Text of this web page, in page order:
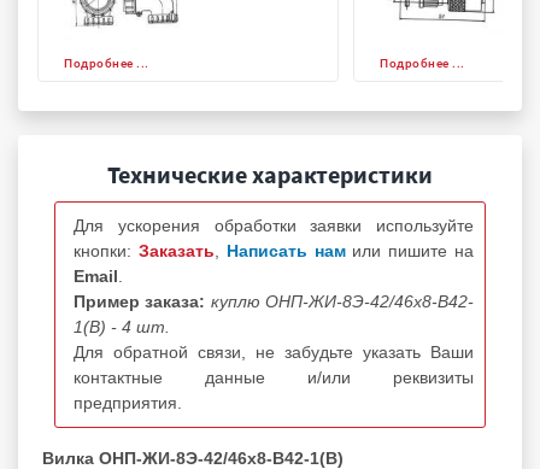
Подробнее ... Подробнее ...
Технические характеристики
Для ускорения обработки заявки используйте
кнопки: Заказать Написать нам или пишите на
Email
Пример заказа: куплю ОНП-ЖИ-8Э-42/46х8-В42-
1(В) - 4 шт.
Для обратной связи, не забудьте указать Ваши
контактные данные и/или реквизиты
предприятия.
Вилка ОНП-ЖИ-8Э-42/46х8-В42-1(В)